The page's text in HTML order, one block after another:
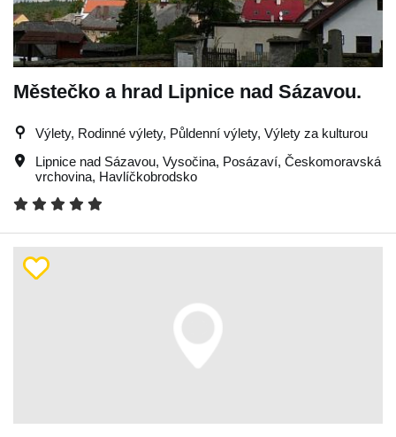
Městečko a hrad Lipnice nad Sázavou.
Výlety, Rodinné výlety, Půldenní výlety, Výlety za kulturou
Lipnice nad Sázavou, Vysočina, Posázaví, Českomoravská
vrchovina, Havlíčkobrodsko